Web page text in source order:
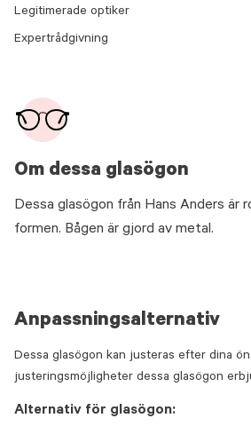
Om dessa glasögon
Dessa glasögon från Hans Anders är
formen. Bågen är gjord av metal.
Legitimerade optiker
Expertrådgivning
Anpassningsalternativ
Dessa glasögon kan justeras efter dina
justeringsmöjligheter dessa glasögon
Alternativ för glasögon: